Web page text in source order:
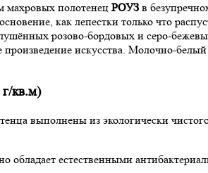
махровых полотенец РОУЗ в
как лепестки только что
розово-бордовых и серо-
искусства. Молочно-
кв.м)
выполнены из экологически
обладает естественными